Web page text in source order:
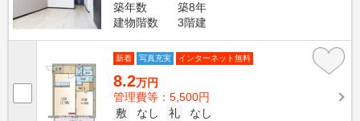
築年数
築8年
建物階数
3階建
新着 写真充実 インターネット無料
8.2万円
管理費等：5,500円
敷
なし 礼
なし